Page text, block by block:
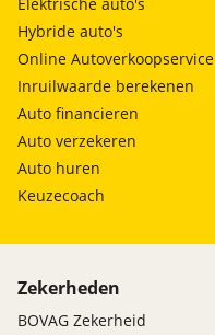
Hybride auto's
Online Autoverkoopservice
Inruilwaarde berekenen
Auto financieren
Auto verzekeren
Auto huren
Keuzecoach
Zekerheden
BOVAG Zekerheid